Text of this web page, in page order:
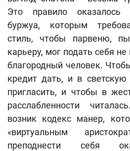
Это правило оказалось
буржуа, которым
стиль, чтобы парвеню,
карьеру, мог подать себя
благородный человек.
кредит дать, и в
пригласить, и чтобы в
расслабленности
возник кодекс манер,
«виртуальным
преподнести себя